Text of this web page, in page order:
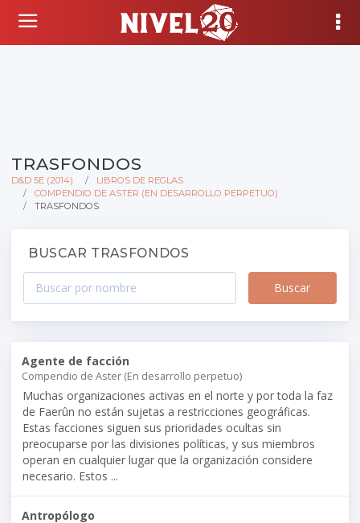
TRASFONDOS
D&D 5E (2014)
LIBROS DE REGLAS
COMPENDIO DE ASTER (EN DESARROLLO PERPETUO)
TRASFONDOS
BUSCAR TRASFONDOS
Agente de facción
Compendio de Aster (En desarrollo perpetuo)
Muchas organizaciones activas en el norte y por toda la faz
de Faerûn no están sujetas a restricciones geográficas.
Estas facciones siguen sus prioridades ocultas sin
preocuparse por las divisiones políticas, y sus miembros
operan en cualquier lugar que la organización considere
necesario. Estos ...
Antropólogo